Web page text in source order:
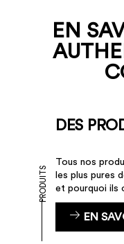
EN
DES
Tous nos
les plus pures
et pourquoi ils
EN
PRODUITS